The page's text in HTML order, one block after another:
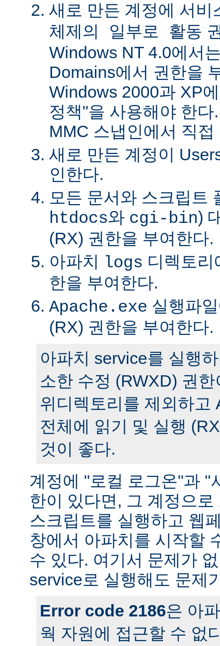
새로 만든 계정에 서비
체제의 일부로 활동
Windows NT 4.0에서
Domains에서 권한을
Windows 2000과 XP
정책"을 사용해야 한
MMC 스냅인에서 직
새로 만든 계정이
인한다.
모든 문서와 스크립트
htdocs와 cgi-bin)
(RX) 권한을 부여한다.
아파치 logs 디렉토리
한을 부여한다.
Apache.exe 실행파
(RX) 권한을 부여한다.
아파치 service를 실행
소한 수정 (RWXD) 권
위디렉토리를 제외하고
전체에 읽기 및 실행
것이 좋다.
계정에 "로컬 로그온"과 "
한이 있다면, 그 계정으
스크립트를 실행하고 웹
창에서 아파치를 시작할
수 있다. 여기서 문제가
service로 실행해도 문제
Error code 2186은 아
웍 자원에 접근할 수 없